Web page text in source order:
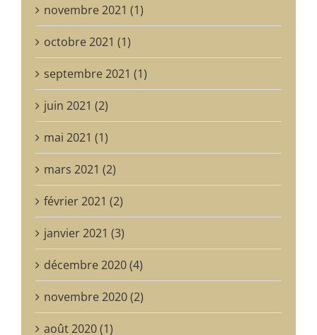
novembre 2021 (1)
octobre 2021 (1)
septembre 2021 (1)
juin 2021 (2)
mai 2021 (1)
mars 2021 (2)
février 2021 (2)
janvier 2021 (3)
décembre 2020 (4)
novembre 2020 (2)
août 2020 (1)